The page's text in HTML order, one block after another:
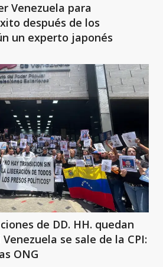
Venezuela para
después de los
un experto japonés
de DD. HH. quedan
se sale de la CPI:
ONG